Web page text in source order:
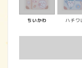
格
ちいかわ ハチワ